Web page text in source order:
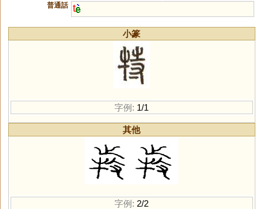
普通話 t
小篆
字例: 1/1
其他
字例: 2/2